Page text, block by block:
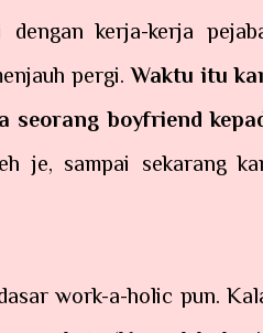
kerja-kerja
pergi.Waktu itu
seorang boyfriend
je, sampai sekarang
work-a-holic pun.